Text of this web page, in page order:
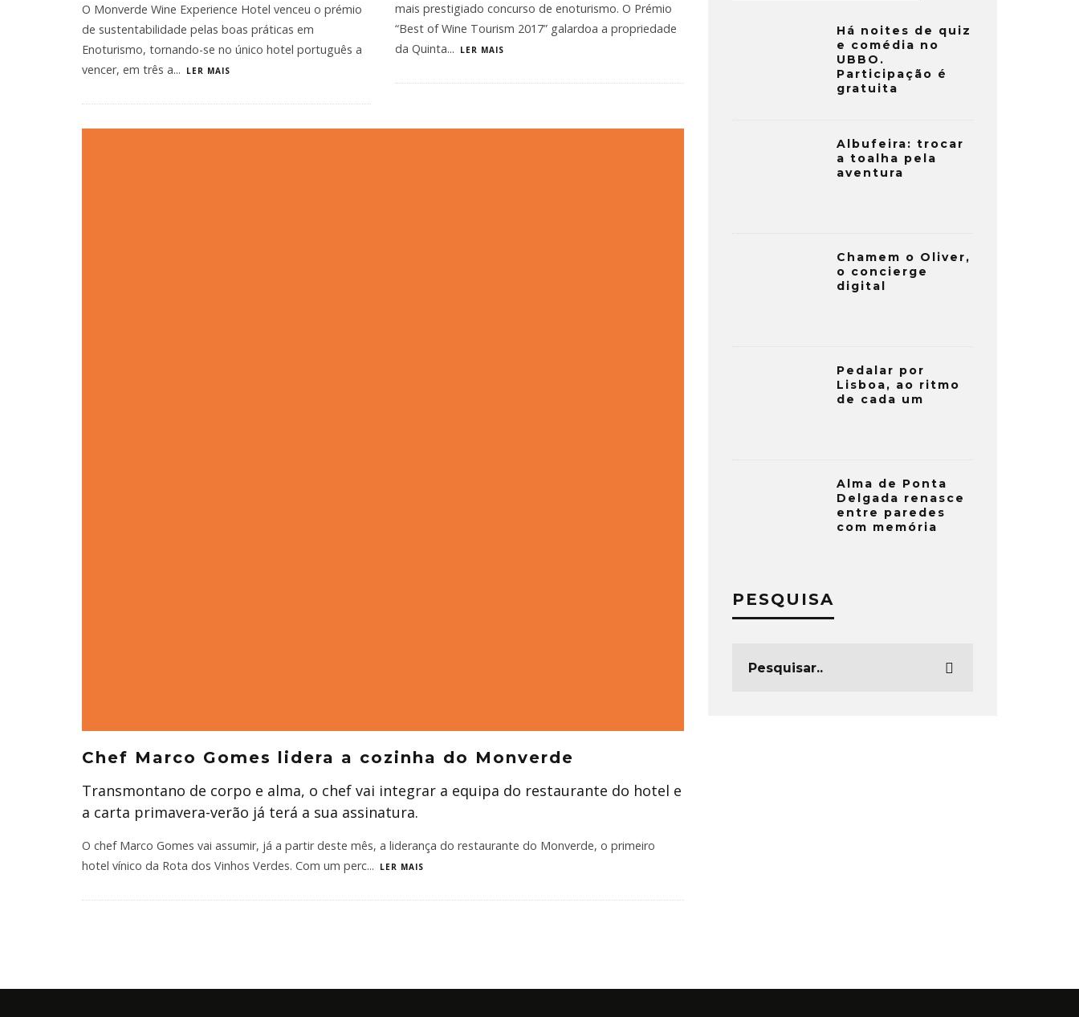
O Monverde Wine Experience Hotel venceu o prémio
de sustentabilidade pelas boas práticas em
Enoturismo, tornando-se no único hotel português a
vencer, em três a... LER MAIS
mais prestigiado concurso de enoturismo. O Prémio
“Best of Wine Tourism 2017” galardoa a propriedade
da Quinta... LER MAIS
Chef Marco Gomes lidera a cozinha do Monverde
Transmontano de corpo e alma, o chef vai integrar a equipa do restaurante do hotel e
a carta primavera-verão já terá a sua assinatura.
O chef Marco Gomes vai assumir, já a partir deste mês, a liderança do restaurante do Monverde, o primeiro
hotel vínico da Rota dos Vinhos Verdes. Com um perc... LER MAIS
Há noites de quiz
e comédia no
UBBO.
Participação é
gratuita
Albufeira: trocar
a toalha pela
aventura
Chamem o Oliver,
o concierge
digital
Pedalar por
Lisboa, ao ritmo
de cada um
Alma de Ponta
Delgada renasce
entre paredes
com memória
PESQUISA